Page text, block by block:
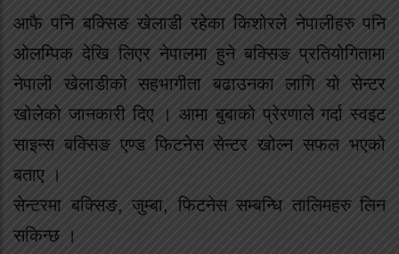
आफै पनि बक्सिङ खेलाडी रहेका किशोरले नेपालीहरु पनि
ओलम्पिक देखि लिएर नेपालमा हुने बक्सिङ प्रतियोगितामा
नेपाली खेलाडीको सहभागीता बढाउनका लागि यो सेन्टर
खोलेको जानकारी दिए । आमा बुबाको प्रेरणाले गर्दा स्वइट
साइन्स बक्सिङ एण्ड फिटनेस सेन्टर खोल्न सफल भएको
बताए ।
सेन्टरमा बक्सिङ, जुम्बा, फिटनेस सम्बन्धि तालिमहरु लिन
सकिन्छ ।